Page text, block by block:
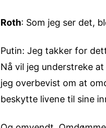
Roth: Som jeg ser det,
Putin: Jeg takker for
Nå vil jeg understreke
jeg overbevist om at
beskytte livene til sine